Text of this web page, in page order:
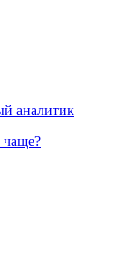
аналитик
чаще?